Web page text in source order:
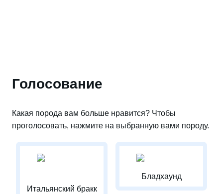
Голосование
Какая порода вам больше нравится? Чтобы
проголосовать, нажмите на выбранную вами породу.
Итальянский бракк
Бладхаунд